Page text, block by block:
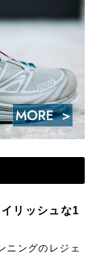
リッシュな1
ニングのレジェ